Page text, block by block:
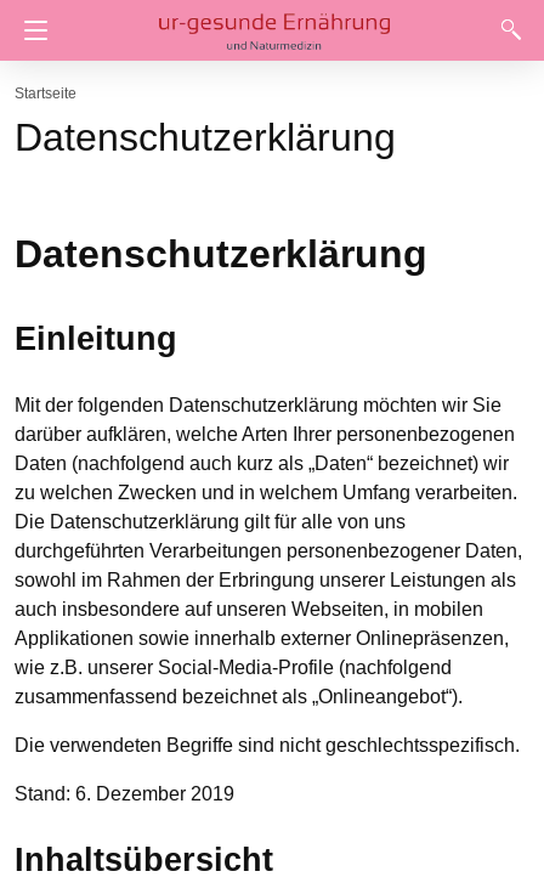
Startseite
Datenschutzerklärung
Datenschutzerklärung
Einleitung
Mit der folgenden Datenschutzerklärung möchten wir Sie
darüber aufklären, welche Arten Ihrer personenbezogenen
Daten (nachfolgend auch kurz als „Daten“ bezeichnet) wir
zu welchen Zwecken und in welchem Umfang verarbeiten.
Die Datenschutzerklärung gilt für alle von uns
durchgeführten Verarbeitungen personenbezogener Daten,
sowohl im Rahmen der Erbringung unserer Leistungen als
auch insbesondere auf unseren Webseiten, in mobilen
Applikationen sowie innerhalb externer Onlinepräsenzen,
wie z.B. unserer Social-Media-Profile (nachfolgend
zusammenfassend bezeichnet als „Onlineangebot“).
Die verwendeten Begriffe sind nicht geschlechtsspezifisch.
Stand: 6. Dezember 2019
Inhaltsübersicht